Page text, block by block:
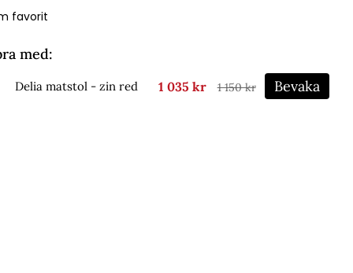
favorit
med:
Delia matstol - zin red 1 035 kr 1 150 kr Bevaka